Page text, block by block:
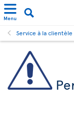
Menu
Service à la clientèle